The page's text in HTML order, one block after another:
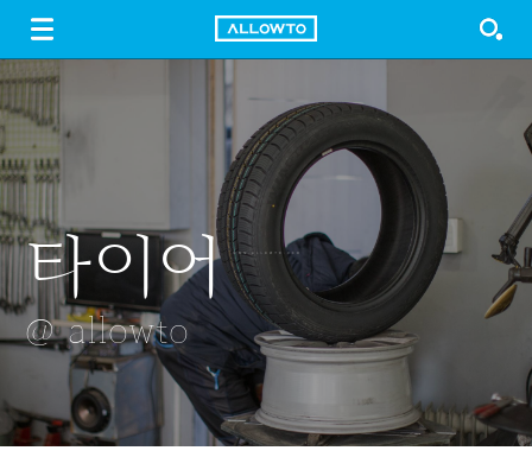
FREE DOWNLOAD LOGIN SIGN UP
타이어
@ allowto
테라스
@ allowto
양념반
프라이드반
@ allowto
녹조
@ allowto
소원은 별이
되어
@ allowto